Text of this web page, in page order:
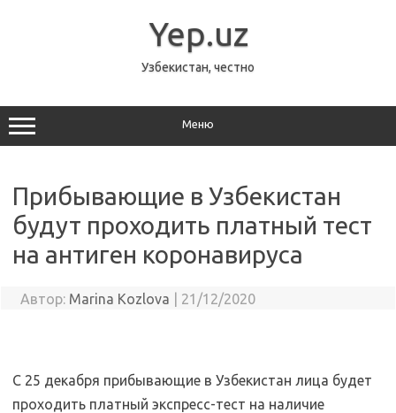
Yep.uz
Узбекистан, честно
Меню
Прибывающие в Узбекистан
будут проходить платный тест
на антиген коронавируса
Автор: Marina Kozlova 21/12/2020
С 25 декабря прибывающие в Узбекистан лица будет
проходить платный экспресс-тест на наличие